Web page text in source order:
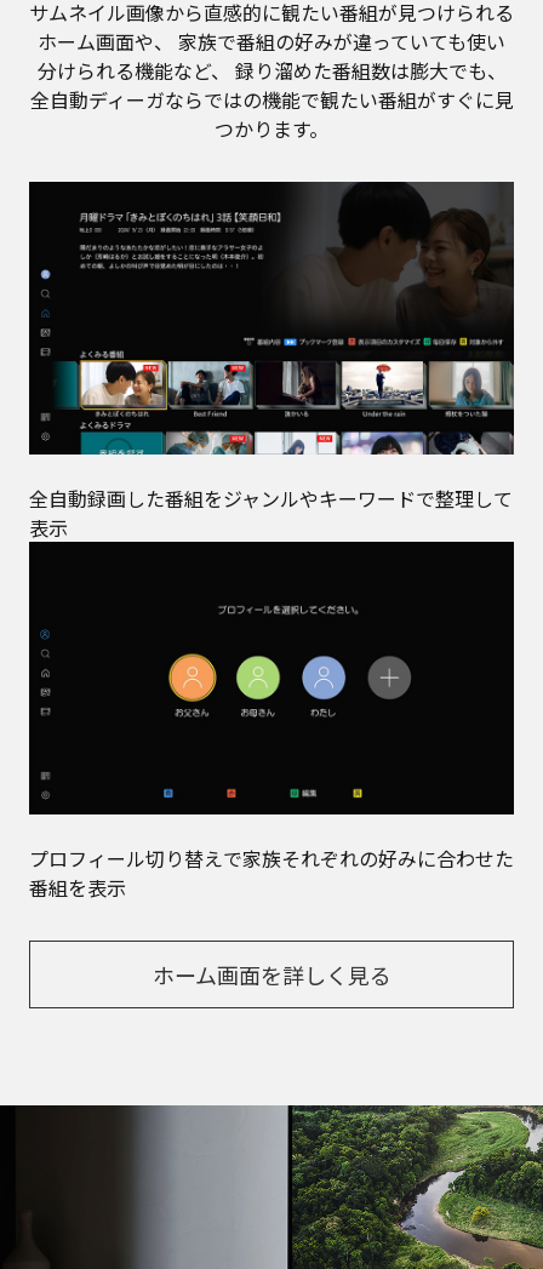
サムネイル画像から直感的に観たい番組が見つけられる
ホーム画面や、 家族で番組の好みが違っていても使い
分けられる機能など、 録り溜めた番組数は膨大でも、
全自動ディーガならではの機能で観たい番組がすぐに見
つかります。
全自動録画した番組をジャンルやキーワードで整理して
表示
プロフィール切り替えで家族それぞれの好みに合わせた
番組を表示
ホーム画面を詳しく見る